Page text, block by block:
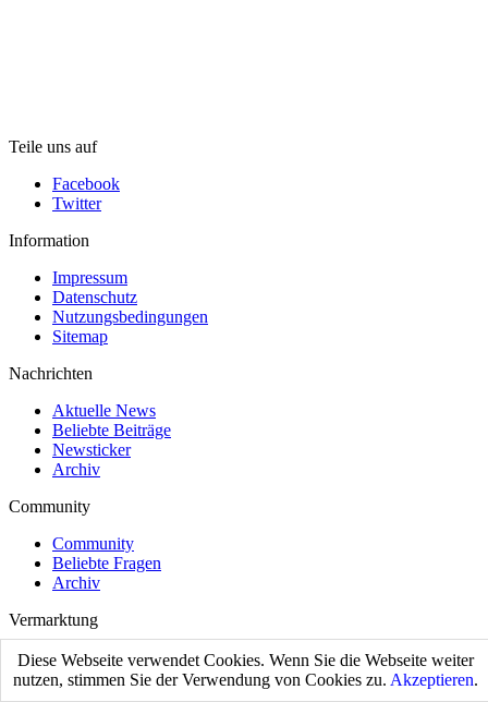
Teile uns auf
Facebook
Twitter
Information
Impressum
Datenschutz
Nutzungsbedingungen
Sitemap
Nachrichten
Aktuelle News
Beliebte Beiträge
Newsticker
Archiv
Community
Community
Beliebte Fragen
Archiv
Vermarktung
Kontakt
Über Preisgenau
Diese Webseite verwendet Cookies. Wenn Sie die Webseite weiter
nutzen, stimmen Sie der Verwendung von Cookies zu. Akzeptieren.